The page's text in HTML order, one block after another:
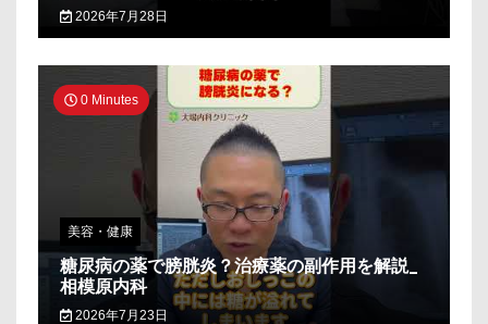
2026年7月28日
0 Minutes
美容・健康
糖尿病の薬で膀胱炎？治療薬の副作用を解説_
相模原内科
2026年7月23日